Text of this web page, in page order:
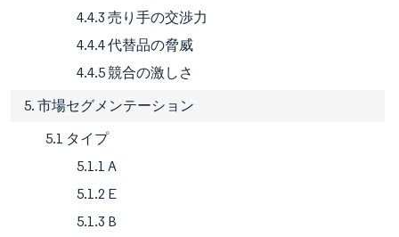
4.4.3 売り手の交渉力
4.4.4 代替品の脅威
4.4.5 競合の激しさ
5. 市場セグメンテーション
5.1 タイプ
5.1.1 A
5.1.2 E
5.1.3 B